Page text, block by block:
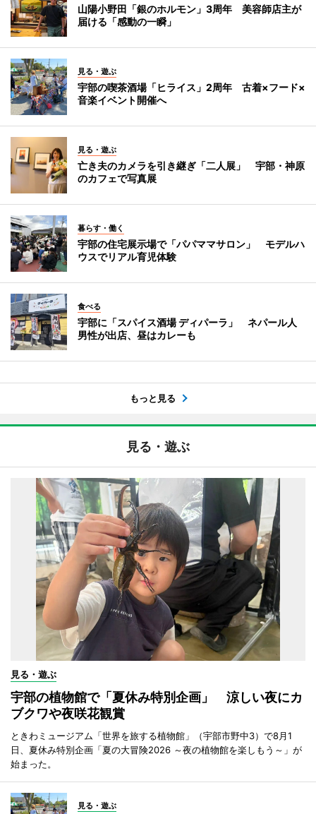
山陽小野田「銀のホルモン」3周年 美容師店主が
届ける「感動の一瞬」
見る・遊ぶ
宇部の喫茶酒場「ヒライス」2周年 古着×フード×
音楽イベント開催へ
見る・遊ぶ
亡き夫のカメラを引き継ぎ「二人展」 宇部・神原
のカフェで写真展
暮らす・働く
宇部の住宅展示場で「パパママサロン」 モデルハ
ウスでリアル育児体験
食べる
宇部に「スパイス酒場 ディパーラ」 ネパール人
男性が出店、昼はカレーも
もっと見る
見る・遊ぶ
見る・遊ぶ
宇部の植物館で「夏休み特別企画」 涼しい夜にカ
ブクワや夜咲花観賞
ときわミュージアム「世界を旅する植物館」（宇部市野中3）で8月1
日、夏休み特別企画「夏の大冒険2026 ～夜の植物館を楽しもう～」が
始まった。
見る・遊ぶ